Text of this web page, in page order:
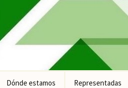
Dónde estamos Representadas